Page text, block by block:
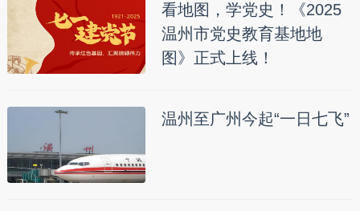
看地图，学党史！《2025
温州市党史教育基地地
图》正式上线！
温州至广州今起“一日七飞”